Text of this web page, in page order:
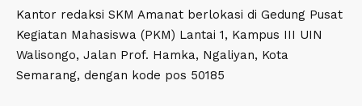
Kantor redaksi SKM Amanat berlokasi di Gedung Pusat
Kegiatan Mahasiswa (PKM) Lantai 1, Kampus III UIN
Walisongo, Jalan Prof. Hamka, Ngaliyan, Kota
Semarang, dengan kode pos 50185